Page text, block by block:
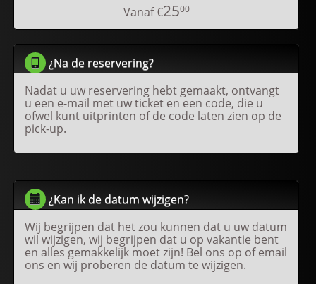
Vanaf€2500
¿Na de reservering?
Nadat u uw reservering hebt gemaakt, ontvangt
u een e-mail met uw ticket en een code, die u
ofwel kunt uitprinten of de code laten zien op de
pick-up.
¿Kan ik de datum wijzigen?
Wij begrijpen dat het zou kunnen dat u uw datum
wil wijzigen, wij begrijpen dat u op vakantie bent
en alles gemakkelijk moet zijn! Bel ons op of email
ons en wij proberen de datum te wijzigen.